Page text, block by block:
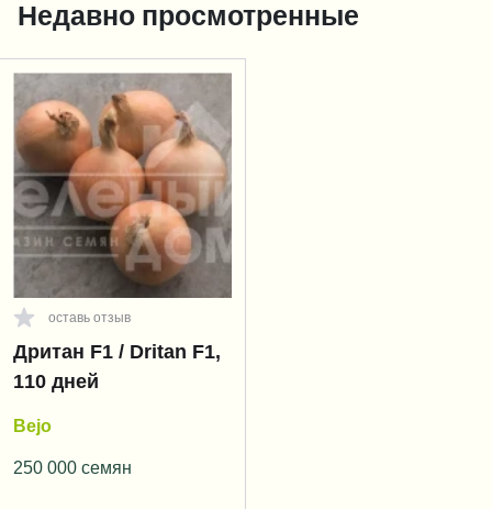
Недавно просмотренные
оставь отзыв
Дритан F1 / Dritan F1,
110 дней
Bejo
250 000 семян